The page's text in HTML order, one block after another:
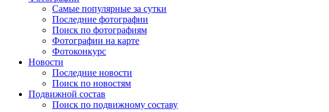
Cамые популярные за сутки
Последние фотографии
Поиск по фотографиям
Фотографии на карте
Фотоконкурс
Новости
Последние новости
Поиск по новостям
Подвижной состав
Поиск по подвижному составу